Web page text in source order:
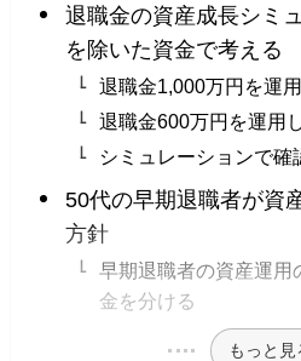
退職金の資産成長シミ
を除いた資金で考える
退職金1,000万円を運
退職金600万円を運用
シミュレーションで確
50代の早期退職者が資
方針
早期退職者の資産運用
金を分ける
もっと見